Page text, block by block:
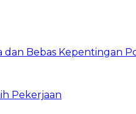
dan Bebas Kepentingan
Pekerjaan